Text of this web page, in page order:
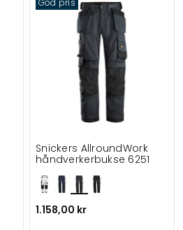
God pris
Snickers AllroundWork
håndverkerbukse 6251
1.158,00 kr